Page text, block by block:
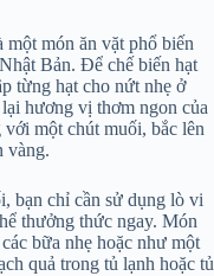
một món ăn vặt phổ biến
Bản. Để chế biến hạt
từng hạt cho nứt nhẹ ở
hương vị thơm ngon của
với một chút muối, bắc lên
vàng.
bạn chỉ cần sử dụng lò vi
thưởng thức ngay. Món
bữa nhẹ hoặc như một
quả trong tủ lạnh hoặc tủ